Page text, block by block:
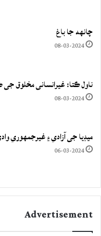
چانهه جا باغ
08-03-2024
ناول ڪتا: غيرانساني مخلوق جي
08-03-2024
ميڊيا جي آزادي ۽ غيرجمھوري
06-03-2024
Advertisement